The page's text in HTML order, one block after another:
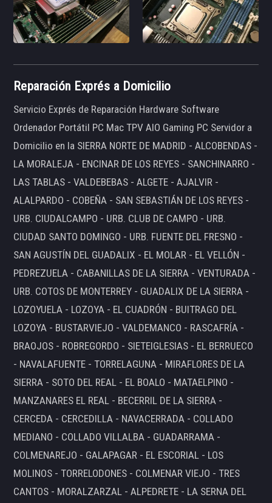
Reparación Exprés a Domicilio
Servicio Exprés de Reparación Hardware Software
Ordenador Portátil PC Mac TPV AIO Gaming PC Servidor a
Domicilio en la SIERRA NORTE DE MADRID - ALCOBENDAS -
LA MORALEJA - ENCINAR DE LOS REYES - SANCHINARRO -
LAS TABLAS - VALDEBEBAS - ALGETE - AJALVIR -
ALALPARDO - COBEÑA - SAN SEBASTIÁN DE LOS REYES -
URB. CIUDALCAMPO - URB. CLUB DE CAMPO - URB.
CIUDAD SANTO DOMINGO - URB. FUENTE DEL FRESNO -
SAN AGUSTÍN DEL GUADALIX - EL MOLAR - EL VELLÓN -
PEDREZUELA - CABANILLAS DE LA SIERRA - VENTURADA -
URB. COTOS DE MONTERREY - GUADALIX DE LA SIERRA -
LOZOYUELA - LOZOYA - EL CUADRÓN - BUITRAGO DEL
LOZOYA - BUSTARVIEJO - VALDEMANCO - RASCAFRÍA -
BRAOJOS - ROBREGORDO - SIETEIGLESIAS - EL BERRUECO
- NAVALAFUENTE - TORRELAGUNA - MIRAFLORES DE LA
SIERRA - SOTO DEL REAL - EL BOALO - MATAELPINO -
MANZANARES EL REAL - BECERRIL DE LA SIERRA -
CERCEDA - CERCEDILLA - NAVACERRADA - COLLADO
MEDIANO - COLLADO VILLALBA - GUADARRAMA -
COLMENAREJO - GALAPAGAR - EL ESCORIAL - LOS
MOLINOS - TORRELODONES - COLMENAR VIEJO - TRES
CANTOS - MORALZARZAL - ALPEDRETE - LA SERNA DEL